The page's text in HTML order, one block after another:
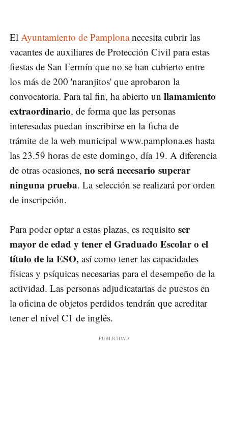
El Ayuntamiento de Pamplonanecesita cubrir las
vacantes de auxiliares de Protección Civil para estas
fiestas de San Fermín que no se han cubierto entre
los más de 200 'naranjitos' que aprobaron la
convocatoria. Para tal fin, ha abierto un llamamiento
extraordinario, de forma que las personas
interesadas puedan inscribirse en la ficha de
trámite de la web municipal www.pamplona.es hasta
las 23.59 horas de este domingo, día 19. A diferencia
de otras ocasiones, no será necesario superar
ninguna prueba. La selección se realizará por orden
de inscripción.
Para poder optar a estas plazas, es requisito ser
mayor de edad y tener el Graduado Escolar o el
título de la ESO, así como tener las capacidades
físicas y psíquicas necesarias para el desempeño de la
actividad. Las personas adjudicatarias de puestos en
la oficina de objetos perdidos tendrán que acreditar
tener el nivel C1 de inglés.